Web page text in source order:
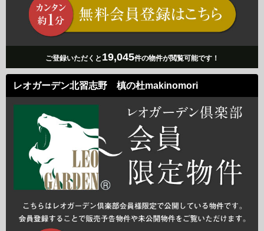
ご登録いただくと 19,045件の物件が閲覧可能です！
レオガーデン北習志野 槙の杜makinomori